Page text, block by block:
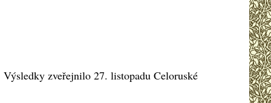
zveřejnilo 27. listopadu Celoruské